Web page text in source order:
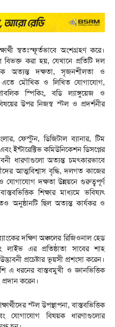
স্বতঃস্ফূর্তভাবে অংশগ্রহণ করে।
বিভক্ত করা হয়, যেখানে প্রতিটি দল
অত্যন্ত দক্ষতা, সৃজনশীলতা ও
এতে মৌখিক ও লিখিত যোগাযোগ,
স্পিকিং, বডি ল্যাঙ্গুয়েজ ও
উপর নিজস্ব স্টল ও প্রদর্শনীর
ফেস্টুন, ডিজিটাল ব্যানার, টিম
ইন্টারেক্টিভ কমিউনিকেশন ডিসপ্লের
ধারণাগুলো অত্যন্ত চমৎকারভাবে
আত্মবিশ্বাস বৃদ্ধি, দলগত কাজের
দক্ষতা উন্নয়নে গুরুত্বপূর্ণ
শিক্ষার মাধ্যমে ভবিষ্যৎ
অনুষ্ঠানটি ছিল অত্যন্ত কার্যকর ও
দক্ষিণ অঞ্চলের রিজিওনাল হেড
এর প্রতিষ্ঠাতা সাবের শাহ
প্রচেষ্টার ভূয়সী প্রশংসা করেন।
এ ধরনের বাস্তবমুখী ও জ্ঞানভিত্তিক
করেন।
স্টল উপস্থাপনা, বাস্তবভিত্তিক
যোগাযোগ বিষয়ক ধারণাগুলোর